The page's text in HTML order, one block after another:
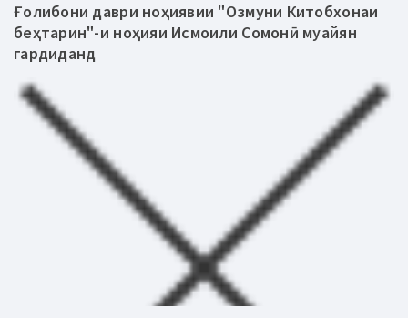
Ғолибони даври ноҳиявии "Озмуни Китобхонаи
беҳтарин"-и ноҳияи Исмоили Сомонӣ муайян
гардиданд